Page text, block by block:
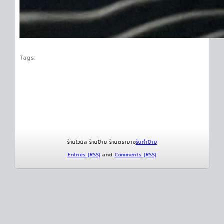
Tags:
ร้านไวนิล ร้านป้าย ร้านตรายางรับทำป้าย
Entries (RSS)and Comments (RSS).